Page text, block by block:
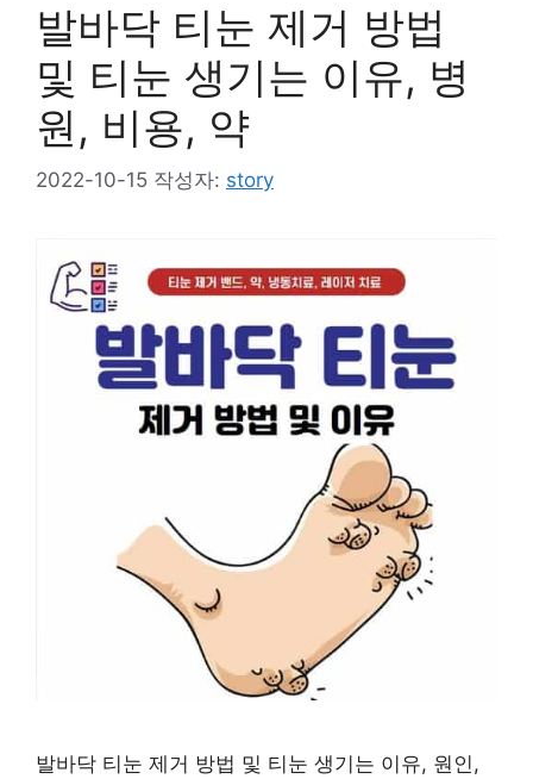
발바닥 티눈 제거 방법
및 티눈 생기는 이유, 병
원, 비용, 약
2022-10-15 작성자: story
발바닥 티눈 제거 방법 및 티눈 생기는 이유, 원인,